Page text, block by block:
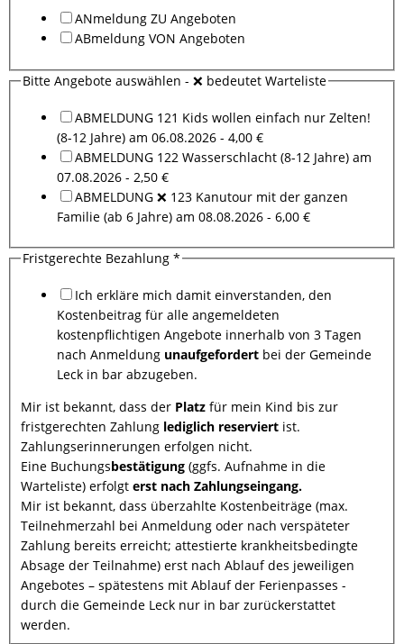
ANmeldung ZU Angeboten
ABmeldung VON Angeboten
Bitte Angebote auswählen - ❌ bedeutet Warteliste
ABMELDUNG 121 Kids wollen einfach nur Zelten!
(8-12 Jahre) am 06.08.2026 - 4,00 €
ABMELDUNG 122 Wasserschlacht (8-12 Jahre) am
07.08.2026 - 2,50 €
ABMELDUNG ❌ 123 Kanutour mit der ganzen
Familie (ab 6 Jahre) am 08.08.2026 - 6,00 €
Fristgerechte Bezahlung *
Ich erkläre mich damit einverstanden, den
Kostenbeitrag für alle angemeldeten
kostenpflichtigen Angebote innerhalb von 3 Tagen
nach Anmeldung unaufgefordertbei der Gemeinde
Leck in bar abzugeben.
Mir ist bekannt, dass der Platzfür mein Kind bis zur
fristgerechten Zahlung lediglich reserviert ist.
Zahlungserinnerungen erfolgen nicht.
Eine Buchungsbestätigung(ggfs. Aufnahme in die
Warteliste) erfolgt erst nach Zahlungseingang.
Mir ist bekannt, dass überzahlte Kostenbeiträge (max.
Teilnehmerzahl bei Anmeldung oder nach verspäteter
Zahlung bereits erreicht; attestierte krankheitsbedingte
Absage der Teilnahme) erst nach Ablauf des jeweiligen
Angebotes – spätestens mit Ablauf der Ferienpasses -
durch die Gemeinde Leck nur in bar zurückerstattet
werden.